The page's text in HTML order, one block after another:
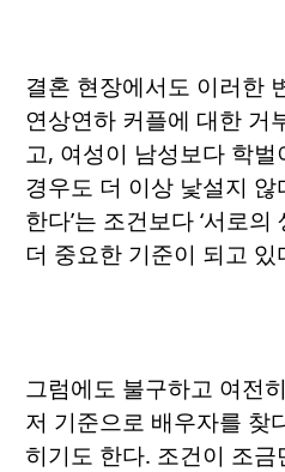
결혼 현장에서도 이러한
연상연하 커플에 대한 거
고, 여성이 남성보다 학
경우도 더 이상 낯설지 않
한다’는 조건보다 ‘서로
더 중요한 기준이 되고 있
그럼에도 불구하고 여전
저 기준으로 배우자를 찾
히기도 한다. 조건이 조